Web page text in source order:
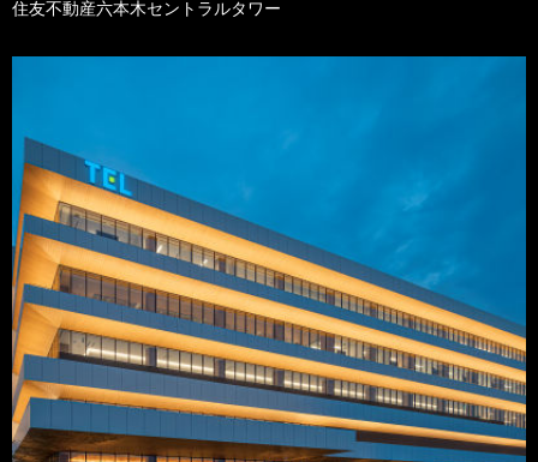
住友不動産六本木セントラルタワー